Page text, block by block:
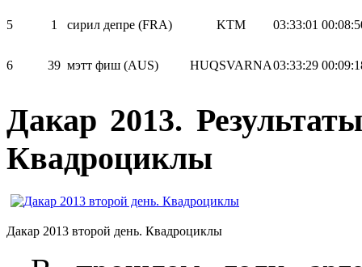
5 1 сирил депре (FRA) KTM 03:33:01
6 39 мэтт фиш (AUS) HUQSVARNA03:33:29
Дакар 2013.
Квадроциклы
Дакар 2013 второй день. Квадроциклы